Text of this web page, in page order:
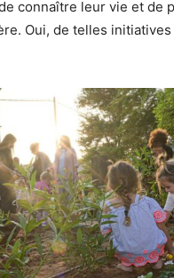
connaître leur vie et de
Oui, de telles initiatives